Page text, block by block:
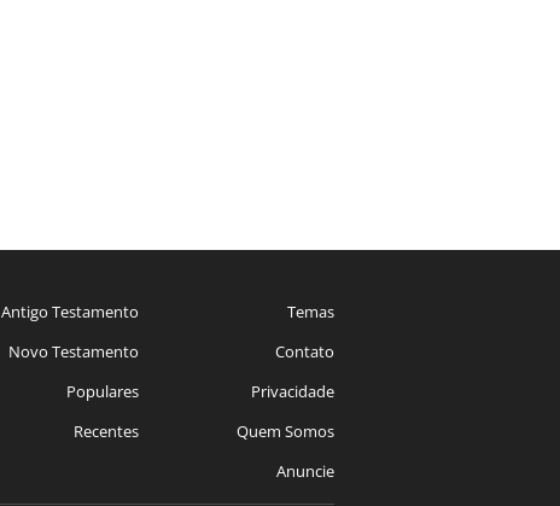
Antigo Testamento
Novo Testamento
Populares
Recentes
Temas
Contato
Privacidade
Quem Somos
Anuncie